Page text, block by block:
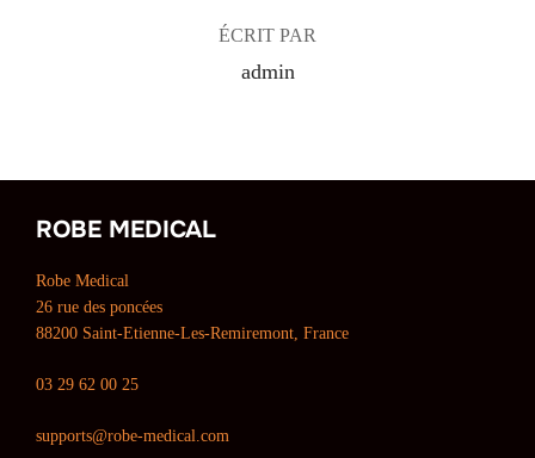
ÉCRIT PAR
admin
ROBE MEDICAL
Robe Medical
26 rue des poncées
88200 Saint-Etienne-Les-Remiremont, France
03 29 62 00 25
supports@robe-medical.com